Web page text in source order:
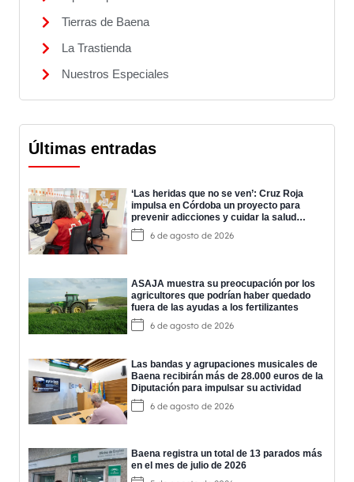
Tierras de Baena
La Trastienda
Nuestros Especiales
Últimas entradas
‘Las heridas que no se ven’: Cruz Roja
impulsa en Córdoba un proyecto para
prevenir adicciones y cuidar la salud
mental
6 de agosto de 2026
ASAJA muestra su preocupación por los
agricultores que podrían haber quedado
fuera de las ayudas a los fertilizantes
6 de agosto de 2026
Las bandas y agrupaciones musicales de
Baena recibirán más de 28.000 euros de la
Diputación para impulsar su actividad
6 de agosto de 2026
Baena registra un total de 13 parados más
en el mes de julio de 2026